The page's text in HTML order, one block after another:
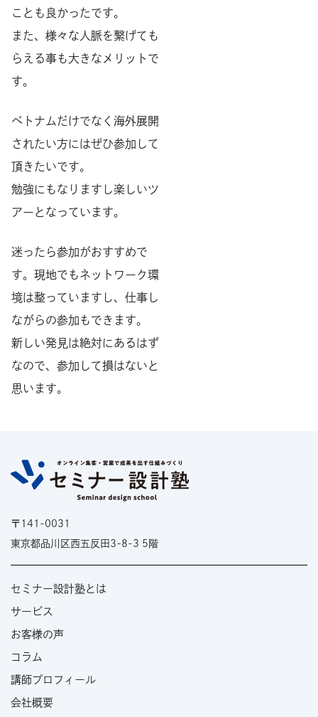
ことも良かったです。
また、様々な人脈を繋げても
らえる事も大きなメリットで
す。
ベトナムだけでなく海外展開
されたい方にはぜひ参加して
頂きたいです。
勉強にもなりますし楽しいツ
アーとなっています。
迷ったら参加がおすすめで
す。現地でもネットワーク環
境は整っていますし、仕事し
ながらの参加もできます。
新しい発見は絶対にあるはず
なので、参加して損はないと
思います。
〒141-0031
東京都品川区西五反田3-8-3 5階
セミナー設計塾とは
サービス
お客様の声
コラム
講師プロフィール
会社概要